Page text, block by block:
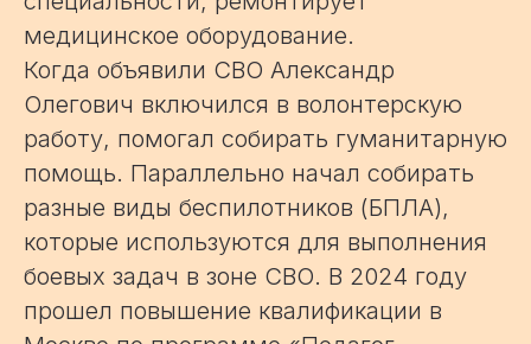
медицинское оборудование.
Когда объявили СВО Александр
Олегович включился в волонтерскую
работу, помогал собирать гуманитарную
помощь. Параллельно начал собирать
разные виды беспилотников (БПЛА),
которые используются для выполнения
боевых задач в зоне СВО. В 2024 году
прошел повышение квалификации в